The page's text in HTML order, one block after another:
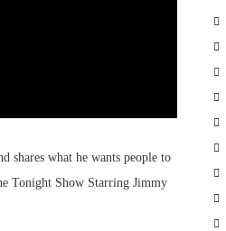
shares what he wants people to
Tonight Show Starring Jimmy